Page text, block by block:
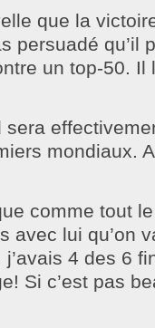
que la
persuadé qu’il
un top-50. Il
sera
mondiaux.
comme tout
avec lui qu’on
4 des 6
Si c’est pas